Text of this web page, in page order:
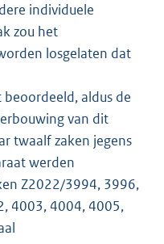
individuele
zou het
losgelaten dat
aldus de
van dit
twaalf zaken jegens
werden
Z2022/3994, 3996,
4003, 4004, 4005,